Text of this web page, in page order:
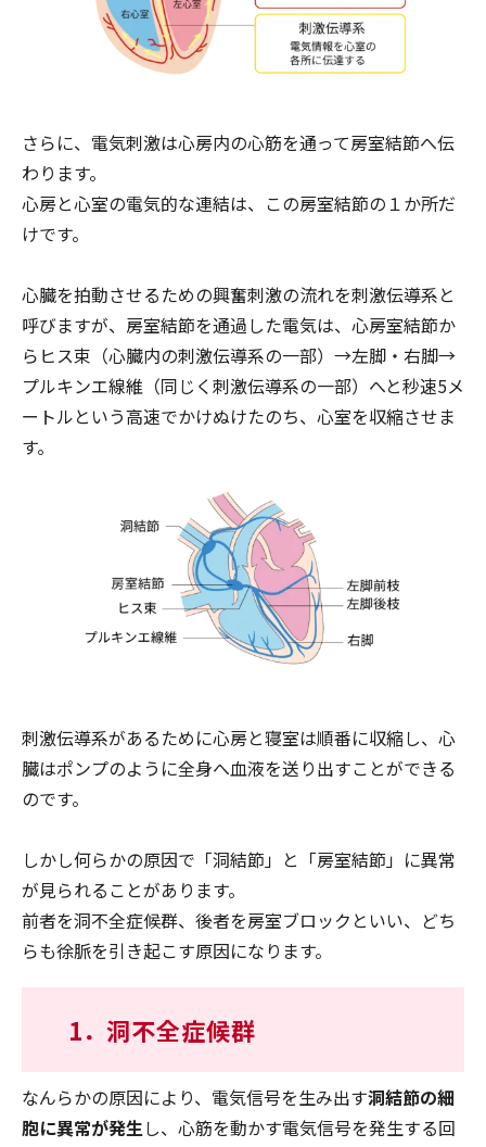
さらに、電気刺激は心房内の心筋を通って房室結節へ伝
わります。
心房と心室の電気的な連結は、この房室結節の１か所だ
けです。
心臓を拍動させるための興奮刺激の流れを刺激伝導系と
呼びますが、房室結節を通過した電気は、心房室結節か
らヒス束（心臓内の刺激伝導系の一部）→左脚・右脚→
プルキンエ線維（同じく刺激伝導系の一部）へと秒速5メ
ートルという高速でかけぬけたのち、心室を収縮させま
す。
刺激伝導系があるために心房と寝室は順番に収縮し、心
臓はポンプのように全身へ血液を送り出すことができる
のです。
しかし何らかの原因で「洞結節」と「房室結節」に異常
が見られることがあります。
前者を洞不全症候群、後者を房室ブロックといい、どち
らも徐脈を引き起こす原因になります。
1． 洞不全症候群
なんらかの原因により、電気信号を生み出す洞結節の細
胞に異常が発生し、心筋を動かす電気信号を発生する回